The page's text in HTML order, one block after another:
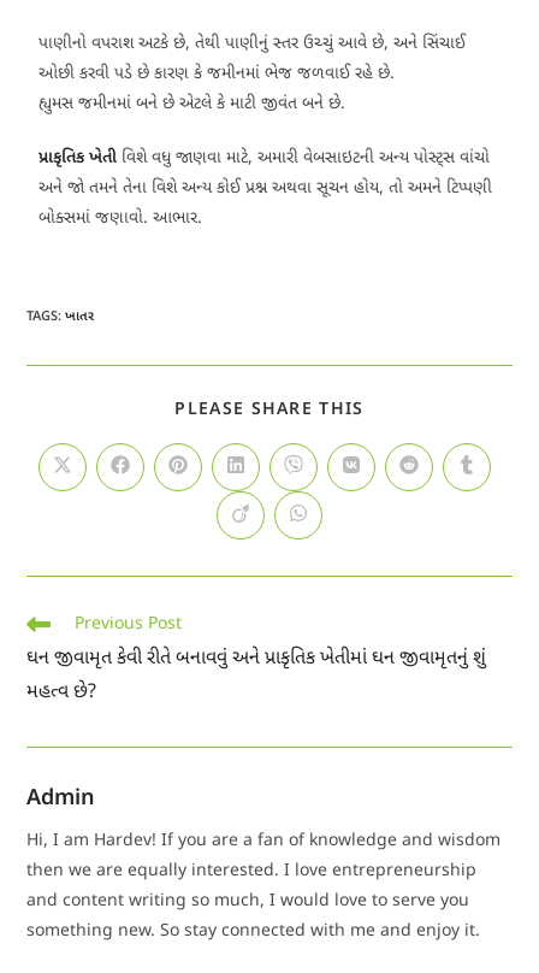
પાણીનો વપરાશ અટકે છે, તેથી પાણીનું સ્તર ઉચ્ચું આવે છે, અને સિંચાઈ
ઓછી કરવી પડે છે કારણ કે જમીનમાં ભેજ જળવાઈ રહે છે.
હ્યુમસ જમીનમાં બને છે એટલે કે માટી જીવંત બને છે.
પ્રાકૃતિક ખેતી વિશે વધુ જાણવા માટે, અમારી વેબસાઇટની અન્ય પોસ્ટ્સ વાંચો
અને જો તમને તેના વિશે અન્ય કોઈ પ્રશ્ન અથવા સૂચન હોય, તો અમને ટિપ્પણી
બોક્સમાં જણાવો. આભાર.
TAGS:ખાતર
PLEASE SHARE THIS
Previous Post
ઘન જીવામૃત કેવી રીતે બનાવવું અને પ્રાકૃતિક ખેતીમાં ઘન જીવામૃતનું શું
મહત્વ છે?
Admin
Hi, I am Hardev! If you are a fan of knowledge and wisdom
then we are equally interested. I love entrepreneurship
and content writing so much, I would love to serve you
something new. So stay connected with me and enjoy it.